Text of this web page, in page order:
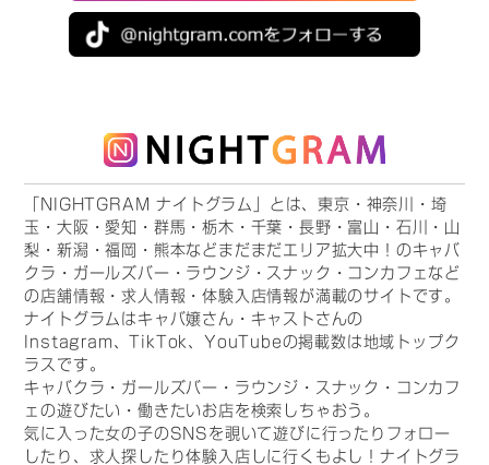
「NIGHTGRAM ナイトグラム」とは、東京・神奈川・埼
玉・大阪・愛知・群馬・栃木・千葉・長野・富山・石川・山
梨・新潟・福岡・熊本などまだまだエリア拡大中！のキャバ
クラ・ガールズバー・ラウンジ・スナック・コンカフェなど
の店舗情報・求人情報・体験入店情報が満載のサイトです。
ナイトグラムはキャバ嬢さん・キャストさんの
Instagram、TikTok、YouTubeの掲載数は地域トップク
ラスです。
キャバクラ・ガールズバー・ラウンジ・スナック・コンカフ
ェの遊びたい・働きたいお店を検索しちゃおう。
気に入った女の子のSNSを覗いて遊びに行ったりフォロー
したり、求人探したり体験入店しに行くもよし！ナイトグラ